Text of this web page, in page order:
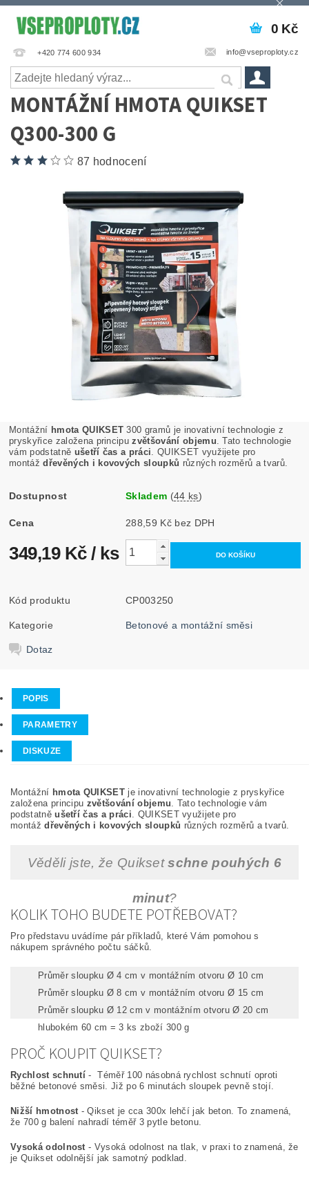
+420 774 600 934 info@vseproploty.cz
0 Kč
MONTÁŽNÍ HMOTA QUIKSET
Q300-300 G
87 hodnocení
Montážní hmota QUIKSET 300 gramů je inovativní technologie z
pryskyřice založena principuzvětšování objemu . Tato technologie
vám podstatně ušetří čas a práci . QUIKSET využijete pro
montáž dřevěných i kovových sloupků různých rozměrů a tvarů.
Dostupnost Skladem (44 ks)
Cena 288,59 Kč bez DPH
349,19 Kč/ ks
Kód produktu CP003250
Kategorie Betonové a montážní směsi
Dotaz
POPIS
PARAMETRY
DISKUZE
Montážní hmota QUIKSET je inovativní technologie z pryskyřice
založena principu zvětšování objemu. Tato technologie vám
podstatněušetří čas a práci. QUIKSET využijete pro
montáž dřevěných i kovových sloupků různých rozměrů a tvarů.
Věděli jste, že Quiksetschne pouhých 6
minut?
KOLIK TOHO BUDETE POTŘEBOVAT?
Pro představu uvádíme pár příkladů, které Vám pomohou s
nákupem správného počtu sáčků.
Průměr sloupku Ø 4 cm v montážním otvoru Ø 10 cm
hlubokém 60 cm = 1 ks zboží 300 g
Průměr sloupku Ø 8 cm v montážním otvoru Ø 15 cm
hlubokém 60 cm = 2 ks zboží 300 g
Průměr sloupku Ø 12 cm v montážním otvoru Ø 20 cm
hlubokém 60 cm = 3 ks zboží 300 g
PROČ KOUPIT QUIKSET?
Rychlost schnutí - Téměř 100 násobná rychlost schnutí oproti
běžné betonové směsi. Již po 6 minutách sloupek pevně stojí.
Nižší hmotnost- Qikset je cca 300x lehčí jak beton. To znamená,
že 700 g balení nahradí téměř 3 pytle betonu.
Vysoká odolnost- Vysoká odolnost na tlak, v praxi to znamená, že
je Quikset odolnější jak samotný podklad.